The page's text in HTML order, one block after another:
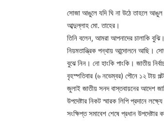
সোজা আঙুলে যদি ঘি না উঠে তাহলে আঙুল
আব্দুল্লাহ মো. তাহের।
তিনি বলেন, আমরা আপনাদের চালাকি
নিয়মতান্ত্রিক পন্থায় আন্দোলনে আছি।
বুঝে নিন। নো হাংকি পাংকি। জাতীয়
বৃহস্পতিবার (৬ নভেম্বর) পৌনে ১২ টায়
জুলাই জাতীয় সনদ বাস্তবায়নের আদেশ
উপদেষ্টার নিকট স্মারক লিপি প্রদানে
সংক্ষিপ্ত সমাবেশ শেষে প্রধান